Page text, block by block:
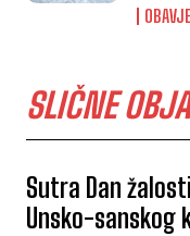
SLIČNE
Sutra Dan
Unsko-sanskog